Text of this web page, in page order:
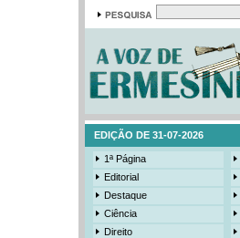
EDIÇÃO DE 31-07-2026
1ª Página
Editorial
Destaque
Ciência
Direito